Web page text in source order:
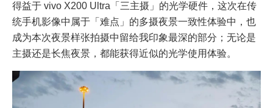
得益于 vivo X200 Ultra「三主摄」的光学硬件，这次在传
统手机影像中属于「难点」的多摄夜景一致性体验中，也
成为本次夜景样张拍摄中留给我印象最深的部分；无论是
主摄还是长焦夜景，都能获得近似的光学使用体验。